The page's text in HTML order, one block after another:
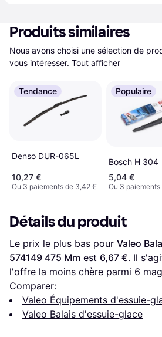
Produits similaires
Nous avons choisi une sélection de
vous intéresser. Tout afficher
Tendance
Denso DUR-065L
10,27 €
Ou 3 paiements de 3,42 €
Populaire
Bosch H 304
5,04 €
Ou 3 paiements
Détails du produit
Le prix le plus bas pour Valeo
574149 475 Mm est 6,67 €. Il
l'offre la moins chère parmi 6
Comparer:
Valeo Équipements d'essuie-
Valeo Balais d'essuie-glace